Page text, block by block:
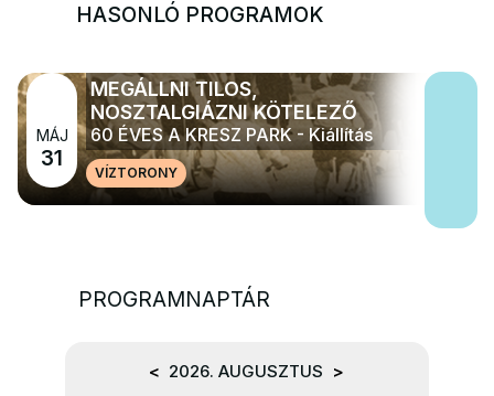
HASONLÓ PROGRAMOK
MÁJ
31
MEGÁLLNI TILOS,
NOSZTALGIÁZNI KÖTELEZŐ
60 ÉVES A KRESZ PARK - Kiállítás
VÍZTORONY
PROGRAMNAPTÁR
< 2026. AUGUSZTUS >